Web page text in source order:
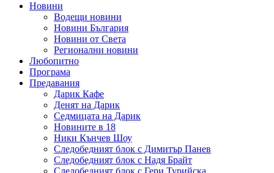
Новини
Водещи новини
Новини България
Новини от Света
Регионални новини
Любопитно
Програма
Предавания
Дарик Кафе
Денят на Дарик
Седмицата на Дарик
Новините в 18
Ники Кънчев Шоу
Следобедният блок с Димитър Панев
Следобедният блок с Надя Брайт
Следобедният блок с Гери Турийска